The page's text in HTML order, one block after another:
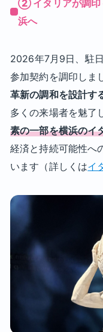
② イタリアが調印
浜へ
2026年7月9日、駐
参加契約を調印しま
革新の調和を設計す
多くの来場者を魅了
素の一部を横浜のイ
経済と持続可能性へ
います（詳しくはイ